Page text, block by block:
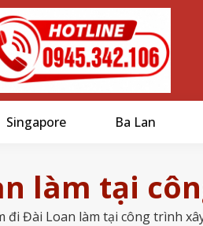
Singapore Ba Lan
làm tại
đi Đài Loan làm tại công trình